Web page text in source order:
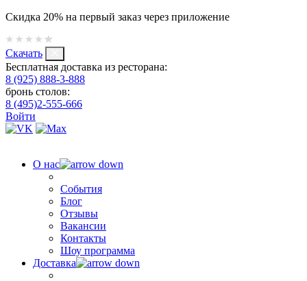
Скидка 20% на первый заказ через приложение
Скачать
Бесплатная доставка из ресторана:
8 (925) 888-3-888
бронь столов:
8 (495)2-555-666
Войти
О нас
События
Блог
Отзывы
Вакансии
Контакты
Шоу программа
Доставка